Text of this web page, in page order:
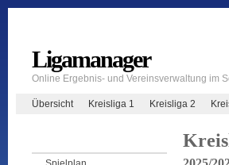
Ligamanager
Online Ergebnis- und Vereinsverwaltung im
Übersicht Kreisliga 1 Kreisliga 2